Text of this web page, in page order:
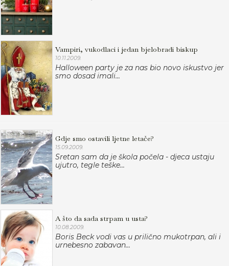
Vampiri, vukodlaci i jedan bjelobradi biskup
10.11.2009.
Halloween party je za nas bio novo iskustvo jer
smo dosad imali...
Gdje smo ostavili ljetne letače?
15.09.2009.
Sretan sam da je škola počela - djeca ustaju
ujutro, tegle teške...
A što da sada strpam u usta?
10.08.2009.
Boris Beck vodi vas u prilično mukotrpan, ali i
urnebesno zabavan...